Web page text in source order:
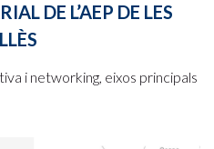
DE L’AEP DE LES
i networking, eixos principals